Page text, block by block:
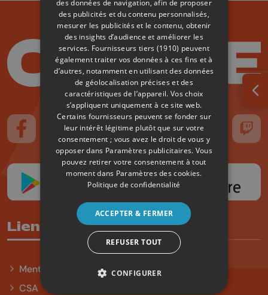
Suivez-nous sur FaceBook
Suivez-nous sur Instagram
Suivez-nous sur TikTokSuivez-nous sur YouTube
Suivez-nous
Liens utiles
Mentions légales
CSA
des données de navigation, afin de proposer
des publicités et du contenu personnalisés,
mesurer les publicités et le contenu, obtenir
des insights d’audience et améliorer les
services. Fournisseurs tiers (1910) peuvent
également traiter vos données à ces fins et à
d’autres, notamment en utilisant des données
de géolocalisation précises et des
caractéristiques de l’appareil. Vos choix
s’appliquent uniquement à ce site web.
Certains fournisseurs peuvent se fonder sur
leur intérêt légitime plutôt que sur votre
consentement ; vous avez le droit de vous y
opposer dans Paramètres publicitaires. Vous
pouvez retirer votre consentement à tout
moment dans Paramètres des cookies.
Politique de confidentialité
ACCEPTER & FERMER
REFUSER TOUT
CONFIGURER